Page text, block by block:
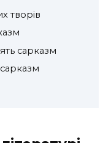
творів
сарказм